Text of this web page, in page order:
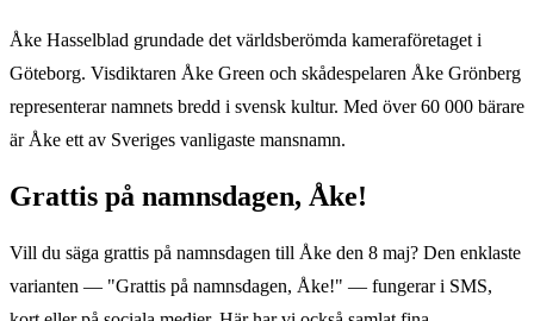
Åke Hasselblad grundade det världsberömda kameraföretaget i
Göteborg. Visdiktaren Åke Green och skådespelaren Åke Grönberg
representerar namnets bredd i svensk kultur. Med över 60 000 bärare
är Åke ett av Sveriges vanligaste mansnamn.
Grattis på namnsdagen, Åke!
Vill du säga grattis på namnsdagen till Åke den 8 maj? Den enklaste
varianten — "Grattis på namnsdagen, Åke!" — fungerar i SMS,